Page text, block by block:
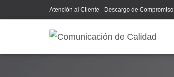
Atención al Cliente Descargo de Compromiso